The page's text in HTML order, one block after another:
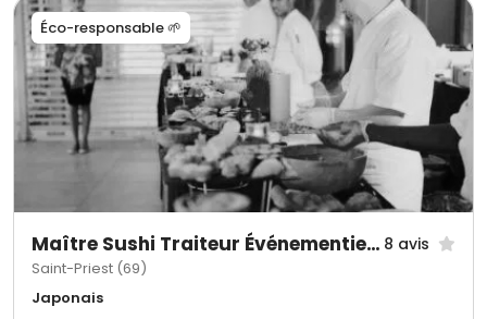
Éco-responsable 🌱
Maître Sushi Traiteur Événementiel Lyon 8 avis
Saint-Priest (69)
Japonais